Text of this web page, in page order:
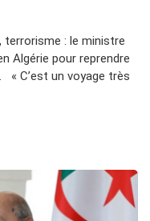
terrorisme : le ministre
Algérie pour reprendre
« C’est un voyage très